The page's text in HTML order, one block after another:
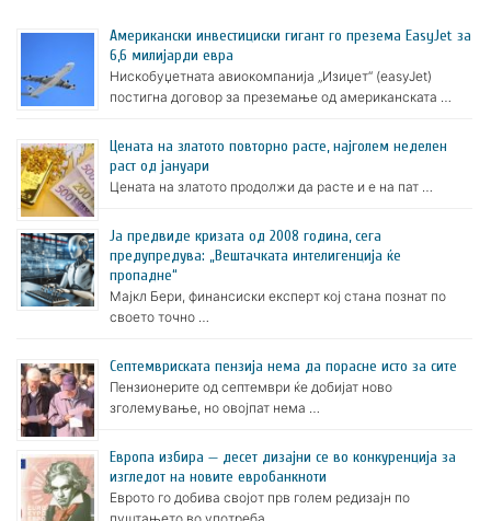
Американски инвестициски гигант го презема EasyJet за
6,6 милијарди евра
Нискобуџетната авиокомпанија „Изиџет“ (easyJet)
постигна договор за преземање од американската …
Цената на златото пoвторно расте, најголем неделен
раст од јануари
Цената на златото продолжи да расте и е на пат …
Ја предвиде кризата од 2008 година, сега
предупредува: „Вештачката интелигенција ќе
пропадне“
Мајкл Бери, финансиски експерт кој стана познат по
своето точно …
Септемвриската пензија нема да порасне исто за сите
Пензионерите од септември ќе добијат ново
зголемување, но овојпат нема …
Европа избира — десет дизајни се во конкуренција за
изгледот на новите евробанкноти
Еврото го добива својот прв голем редизајн по